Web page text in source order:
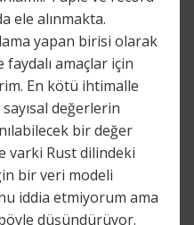
ele alınmakta.
yapan birisi olarak
amaçlar için
En kötü ihtimalle
değerlerin
bir değer
varki Rust dilindeki
bir veri modeli
iddia etmiyorum ama
düşündürüyor.